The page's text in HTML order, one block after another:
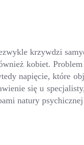
krzywdzi
kobiet.
napięcie, które
się u
natury